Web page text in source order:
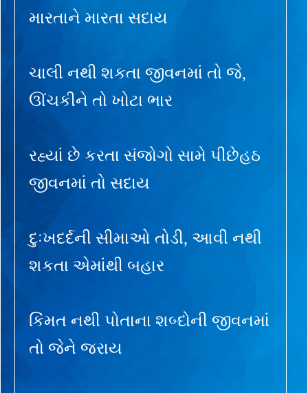
મારતાને મારતા સદાય
ચાલી નથી શકતા જીવનમાં તો જે,
ઊંચકીને તો ખોટા ભાર
રહ્યાં છે કરતા સંજોગો સામે પીછેહઠ
જીવનમાં તો સદાય
દુઃખદર્દની સીમાઓ તોડી, આવી નથી
શકતા એમાંથી બહાર
કિંમત નથી પોતાના શબ્દોની જીવનમાં
તો જેને જરાય